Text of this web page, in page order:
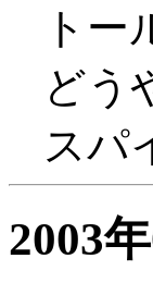
ト
どう
スパ
2003